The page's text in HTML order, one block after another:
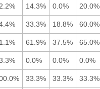
14.3% 0.0% 20.0%
33.3% 18.8% 60.0%
61.9% 37.5% 65.0%
0.0% 0.0% 0.0%
33.3% 33.3% 33.3%